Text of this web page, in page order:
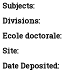
Subjects:
Divisions:
Ecole doctorale:
Site:
Date Deposited: